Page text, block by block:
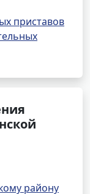
приставов
району